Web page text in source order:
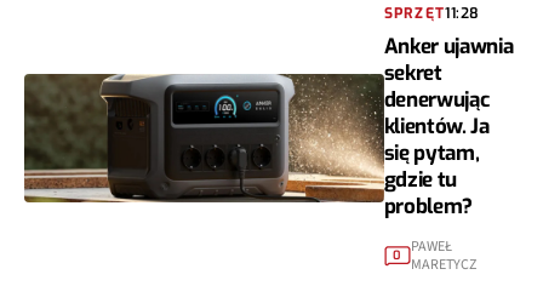
SPRZĘT11:28
Anker ujawnia
sekret
denerwując
klientów. Ja
się pytam,
gdzie tu
problem?
0
PAWEŁ
MARETYCZ